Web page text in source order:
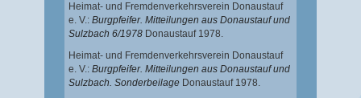
Heimat- und Fremdenverkehrsverein Donaustauf
e. V.: Burgpfeifer. Mitteilungen aus Donaustauf und
Sulzbach 6/1978 Donaustauf 1978.
Heimat- und Fremdenverkehrsverein Donaustauf
e. V.: Burgpfeifer. Mitteilungen aus Donaustauf und
Sulzbach. Sonderbeilage Donaustauf 1978.